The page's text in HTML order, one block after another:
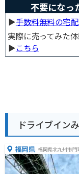
不要になっ
▶︎手数料無料の宅
実際に売ってみた
▶︎こちら
ドライブイン
福岡県 福岡県北九州市門
岸